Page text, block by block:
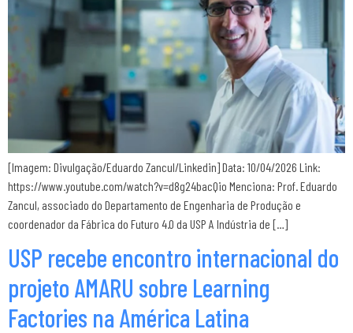
[Imagem: Divulgação/Eduardo Zancul/Linkedin] Data: 10/04/2026 Link:
https://www.youtube.com/watch?v=d8g24bacQio Menciona: Prof. Eduardo
Zancul, associado do Departamento de Engenharia de Produção e
coordenador da Fábrica do Futuro 4.0 da USP A Indústria de […]
USP recebe encontro internacional do
projeto AMARU sobre Learning
Factories na América Latina